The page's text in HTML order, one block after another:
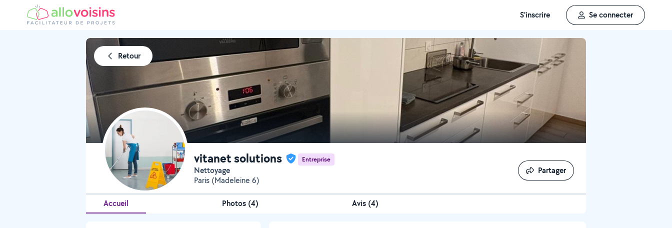
S'inscrire Se connecter
Retour
vitanet solutions Entreprise
Nettoyage
Paris (Madeleine 6)
Partager
Partager
Accueil Photos (4) Avis (4)